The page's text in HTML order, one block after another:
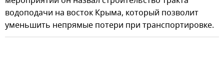
водоподачи на восток Крыма, который позволит
уменьшить непрямые потери при транспортировке.